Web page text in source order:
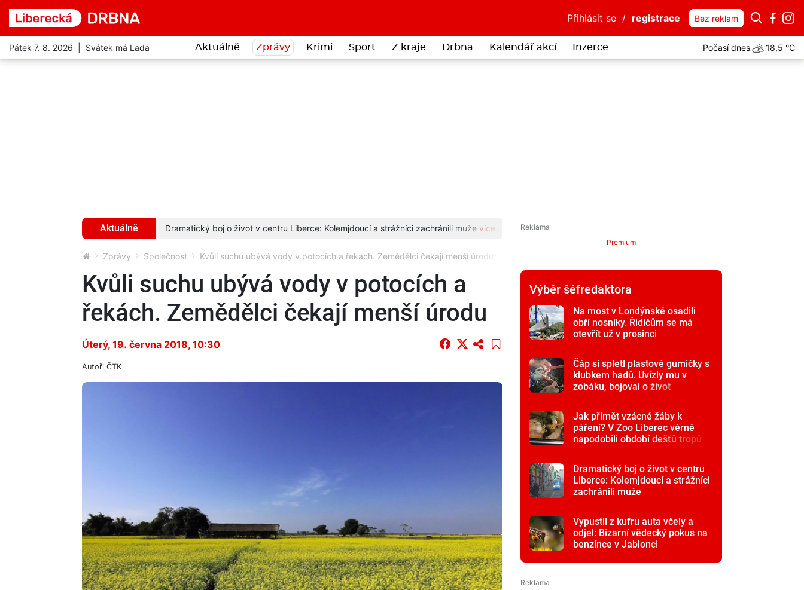
Přihlásit se / registrace Bez reklam
Pátek 7. 8. 2026 | Svátek má Lada Aktuálně Zprávy Krimi Sport Z kraje Drbna Kalendář akcí Inzerce Počasí dnes 18,5 °C
Aktuálně Dramatický boj o život v centru Liberce: Kolemjdoucí a strážníci zachránili muže více... Čáp si spletl plastové gumičky s klubkem hadů. Uvízly mu v zobáku,
Zprávy Společnost Kvůli suchu ubývá vody v potocích a řekách. Zemědělci čekají menší úrodu
Kvůli suchu ubývá vody v potocích a
řekách. Zemědělci čekají menší úrodu
Úterý, 19. června 2018, 10:30
Autoři ČTK
Premium
Výběr šéfredaktora
Na most v Londýnské osadili
obří nosníky. Řidičům se má
otevřít už v prosinci
Čáp si spletl plastové gumičky s
klubkem hadů. Uvízly mu v
zobáku, bojoval o život
Jak přimět vzácné žáby k
páření? V Zoo Liberec věrně
napodobili období dešťů tropů
Dramatický boj o život v centru
Liberce: Kolemjdoucí a strážníci
zachránili muže
Vypustil z kufru auta včely a
odjel: Bizarní vědecký pokus na
benzínce v Jablonci